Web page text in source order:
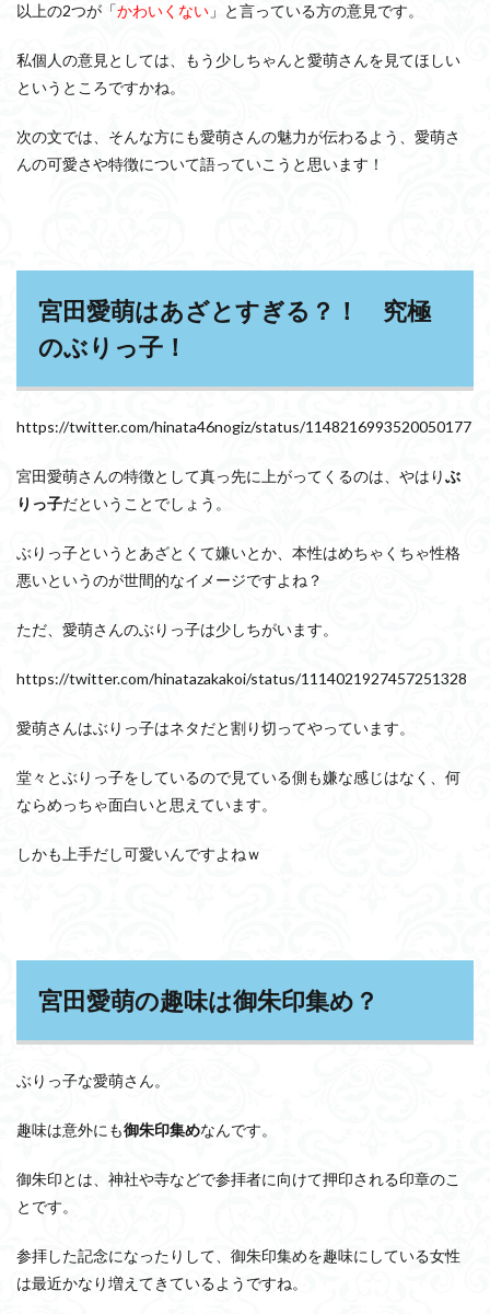
以上の2つが「かわいくない 」と言っている方の意見です。
私個人の意見としては、もう少しちゃんと愛萌さんを見てほしい
というところですかね。
次の文では、そんな方にも愛萌さんの魅力が伝わるよう、愛萌さ
んの可愛さや特徴について語っていこうと思います！
宮田愛萌はあざとすぎる？！ 究極
のぶりっ子！
https://twitter.com/hinata46nogiz/status/1148216993520050177
宮田愛萌さんの特徴として真っ先に上がってくるのは、やはりぶ
りっ子だということでしょう。
ぶりっ子というとあざとくて嫌いとか、本性はめちゃくちゃ性格
悪いというのが世間的なイメージですよね？
ただ、愛萌さんのぶりっ子は少しちがいます。
https://twitter.com/hinatazakakoi/status/1114021927457251328
愛萌さんはぶりっ子はネタだと割り切ってやっています。
堂々とぶりっ子をしているので見ている側も嫌な感じはなく、何
ならめっちゃ面白いと思えています。
しかも上手だし可愛いんですよねｗ
宮田愛萌の趣味は御朱印集め？
ぶりっ子な愛萌さん。
趣味は意外にも御朱印集めなんです。
御朱印とは、神社や寺などで参拝者に向けて押印される印章のこ
とです。
参拝した記念になったりして、御朱印集めを趣味にしている女性
は最近かなり増えてきているようですね。